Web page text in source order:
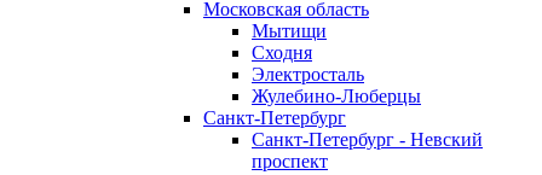
Московская область
Мытищи
Сходня
Электросталь
Жулебино-Люберцы
Санкт-Петербург
Санкт-Петербург - Невский
проспект